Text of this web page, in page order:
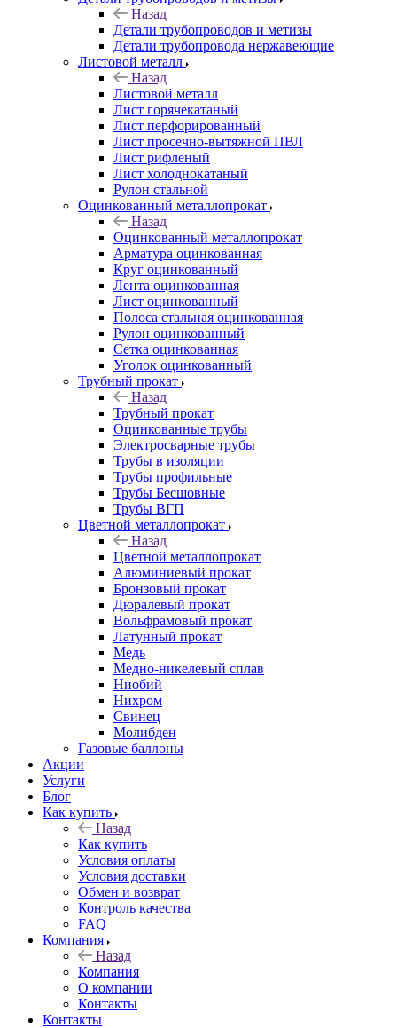
Назад
Детали трубопроводов и метизы
Детали трубопровода нержавеющие
Листовой металл
Назад
Листовой металл
Лист горячекатаный
Лист перфорированный
Лист просечно-вытяжной ПВЛ
Лист рифленый
Лист холоднокатаный
Рулон стальной
Оцинкованный металлопрокат
Назад
Оцинкованный металлопрокат
Арматура оцинкованная
Круг оцинкованный
Лента оцинкованная
Лист оцинкованный
Полоса стальная оцинкованная
Рулон оцинкованный
Сетка оцинкованная
Уголок оцинкованный
Трубный прокат
Назад
Трубный прокат
Оцинкованные трубы
Электросварные трубы
Трубы в изоляции
Трубы профильные
Трубы Бесшовные
Трубы ВГП
Цветной металлопрокат
Назад
Цветной металлопрокат
Алюминиевый прокат
Бронзовый прокат
Дюралевый прокат
Вольфрамовый прокат
Латунный прокат
Медь
Медно-никелевый сплав
Ниобий
Нихром
Свинец
Молибден
Газовые баллоны
Акции
Услуги
Блог
Как купить
Назад
Как купить
Условия оплаты
Условия доставки
Обмен и возврат
Контроль качества
FAQ
Компания
Назад
Компания
О компании
Контакты
Контакты